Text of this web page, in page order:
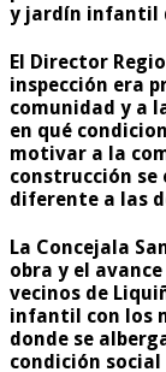
y jardín infantil
El Director
inspección era
comunidad y a
en qué
motivar a la
construcción se
diferente a las
La Concejala
obra y el
vecinos de
infantil con los
donde se
condición